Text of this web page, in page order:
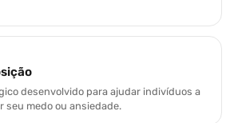
desenvolvido para ajudar indivíduos a
seu medo ou ansiedade.